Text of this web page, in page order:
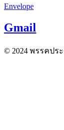
Envelope
Gmail
© 2024 พรรคประ